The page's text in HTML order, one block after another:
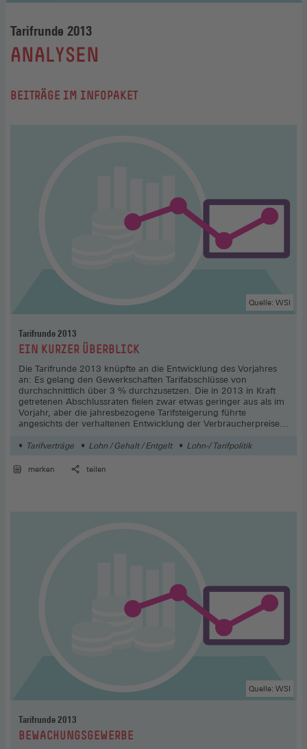
Tarifrunde 2013
:
ANALYSEN
BEITRÄGE IM INFOPAKET
Tarifrunde 2013
:EIN KURZER ÜBERBLICK
Die Tarifrunde 2013 knüpfte an die Entwicklung des Vorjahres
an: Es gelang den Gewerkschaften Tarifabschlüsse von
durchschnittlich über 3 % durchzusetzen. Die in 2013 in Kraft
getretenen Abschlussraten fielen zwar etwas geringer aus als im
Vorjahr, aber die jahresbezogene Tarifsteigerung führte
angesichts der verhaltenen Entwicklung der Verbraucherpreise
von gut 1 %. Langwierige, zum Teil sehr konfliktreiche aber auch
Niedriglohnbranchen, so zum Beispiel im Bewachungsgewerbe,
Quelle: WSI
Tarifverträge Lohn / Gehalt / Entgelt Lohn-/ Tarifpolitik
merken teilen
Tarifrunde 2013
:BEWACHUNGSGEWERBE
Quelle: WSI